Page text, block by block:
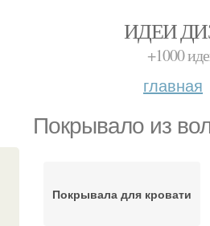
ИДЕИ
+1000
главная
Покрывало из
Покрывала для кровати